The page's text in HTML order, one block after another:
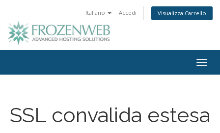
Italiano Accedi Visualizza Carrello
SSL convalida estesa